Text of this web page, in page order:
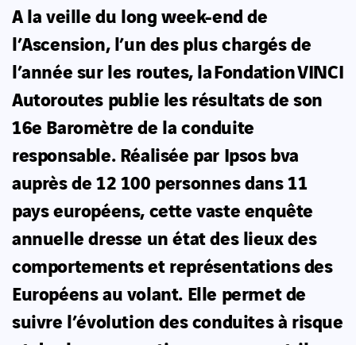
A la veille du long week-end de
l’Ascension, l’un des plus chargés de
l’année sur les routes, la Fondation VINCI
Autoroutes publie les résultats de son
16e Baromètre de la conduite
responsable. Réalisée par Ipsos bva
auprès de 12 100 personnes dans 11
pays européens, cette vaste enquête
annuelle dresse un état des lieux des
comportements et représentations des
Européens au volant. Elle permet de
suivre l’évolution des conduites à risque